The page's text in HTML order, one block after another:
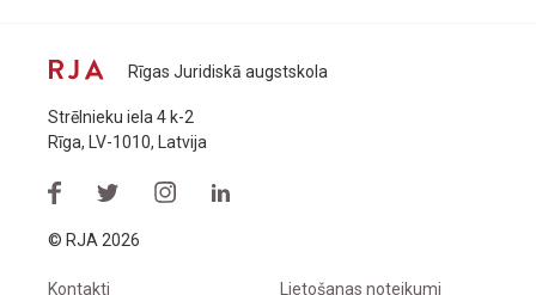
Rīgas Juridiskā augstskola
Strēlnieku iela 4 k-2
Rīga, LV-1010, Latvija
© RJA 2026
Kontakti Lietošanas noteikumi